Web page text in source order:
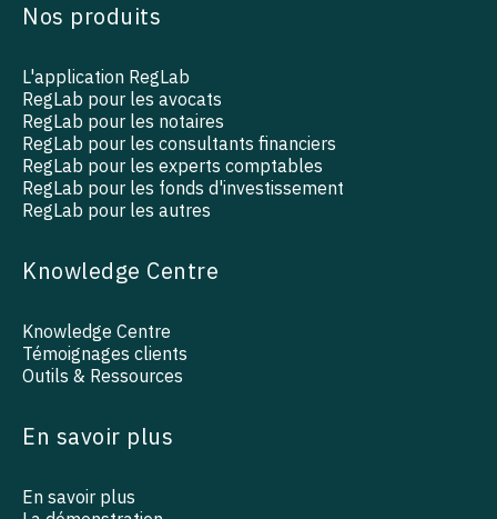
Nos produits
L'application RegLab
RegLab pour les avocats
RegLab pour les notaires
RegLab pour les consultants financiers
RegLab pour les experts comptables
RegLab pour les fonds d'investissement
RegLab pour les autres
Knowledge Centre
Knowledge Centre
Témoignages clients
Outils & Ressources
En savoir plus
En savoir plus